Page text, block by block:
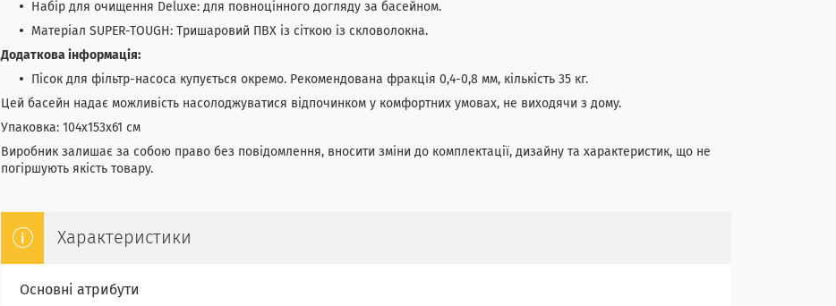
Набір для очищення Deluxe: для повноцінного догляду за басейном.
Матеріал SUPER-TOUGH: Тришаровий ПВХ із сіткою із скловолокна.
Додаткова інформація:
Пісок для фільтр-насоса купується окремо. Рекомендована фракція 0,4-0,8 мм, кількість 35 кг.
Цей басейн надає можливість насолоджуватися відпочинком у комфортних умовах, не виходячи з дому.
Упаковка: 104x153x61 см
Виробник залишає за собою право без повідомлення, вносити зміни до комплектації, дизайну та характеристик, що не
погіршують якість товару.
Характеристики
Основні атрибути